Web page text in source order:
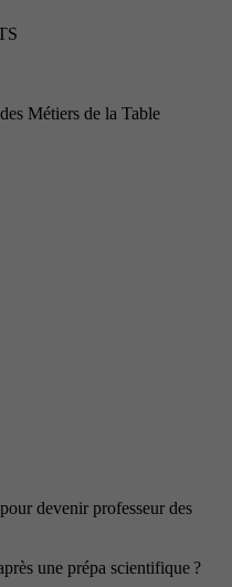
Métiers de la Table
devenir professeur des
une prépa scientifique ?